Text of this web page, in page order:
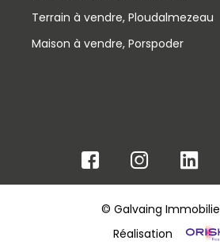
Terrain à vendre, Ploudalmezeau
Maison à vendre, Porspoder
© Galvaing
Réalisation